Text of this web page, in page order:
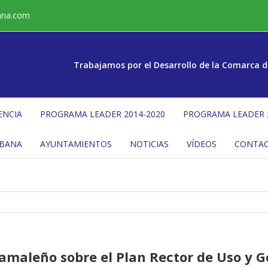
Trabajamos por el Desarrollo de la Comarca
PROGRAMA LEADER 2014-2020 PROGRAMA
AYUNTAMIENTOS NOTICIAS VÍDEOS
sobre el Plan Rector de Uso y